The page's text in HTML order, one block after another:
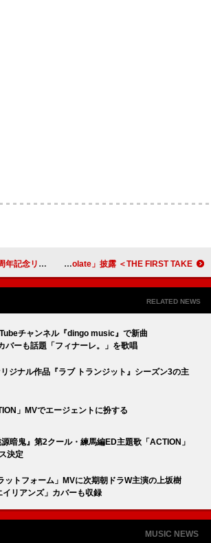
Heart」を先行配信 ILLIT、アコースティックアレンジで「Almond Chocolate」披露 ＜THE FIRST TAKE＞
RELATED NEWS
チャンネル『dingo music』で新曲
バーも話題「フィナーレ。」を歌唱
ジナル作品『ラブ トランジット』シーズン3の主
」MVでエージェントに扮する
暗鬼』第2クール・練馬編ED主題歌「ACTION」
決定
ットフォーム」MVに次期朝ドラW主演の上坂樹
リアンズ」カバーも収録
MUSIC NEWS